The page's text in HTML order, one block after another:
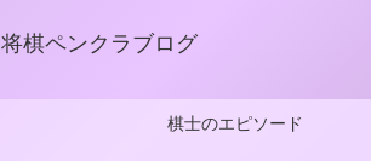
将棋ペンクラブログ
棋士のエピソード